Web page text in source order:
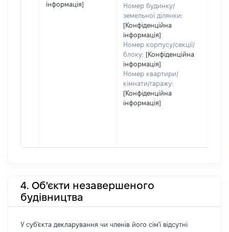
інформація]
Номер будинку/
земельної ділянки:
[Конфіденційна
інформація]
Номер корпусу/секції/
блоку: [Конфіденційна
інформація]
Номер квартири/
кімнати/гаражу:
[Конфіденційна
інформація]
4. Об'єкти незавершеного
будівництва
У суб'єкта декларування чи членів його сім'ї відсутні